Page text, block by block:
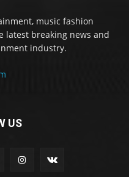
music fashion
latest breaking news and
industry.
US